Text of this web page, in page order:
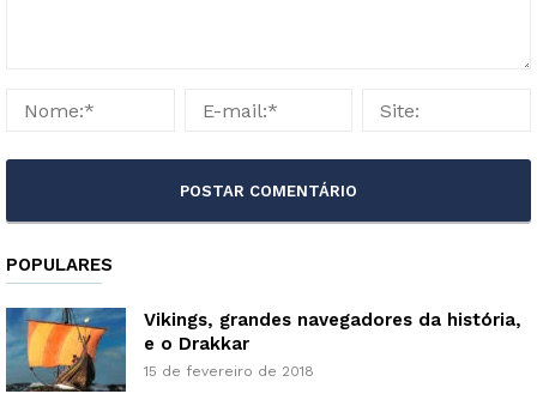
POPULARES
Vikings, grandes navegadores da história,
e o Drakkar
15 de fevereiro de 2018